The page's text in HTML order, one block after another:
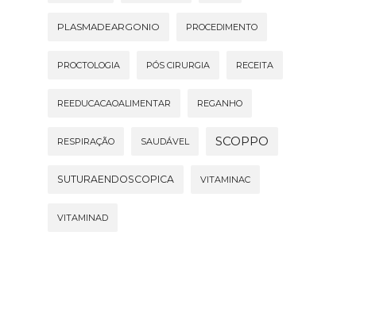
PLASMADEARGONIO PROCEDIMENTO
PROCTOLOGIA PÓS CIRURGIA RECEITA
REEDUCACAOALIMENTAR REGANHO
RESPIRAÇÃO SAUDÁVEL SCOPPO
SUTURAENDOSCOPICA VITAMINAC
VITAMINAD